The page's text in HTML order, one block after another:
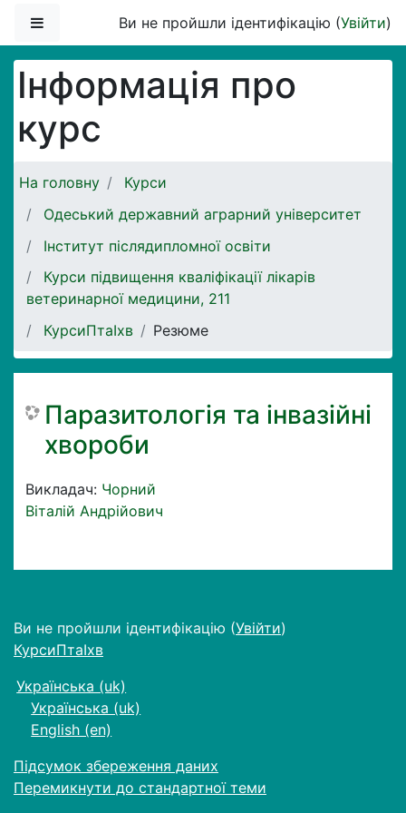
Бокова панельВи не пройшли ідентифікацію (Увійти)
Інформація про
курс
На головну
Курси
Одеський державний аграрний університет
Інститут післядипломної освіти
Курси підвищення кваліфікації лікарів
ветеринарної медицини, 211
КурсиПтаІхв
Резюме
Паразитологія та інвазійні
хвороби
Викладач: Чорний
Віталій Андрійович
Ви не пройшли ідентифікацію (Увійти)
КурсиПтаІхв
Українська ‎(uk)‎
Українська ‎(uk)‎
English ‎(en)‎
Підсумок збереження даних
Перемикнути до стандартної теми